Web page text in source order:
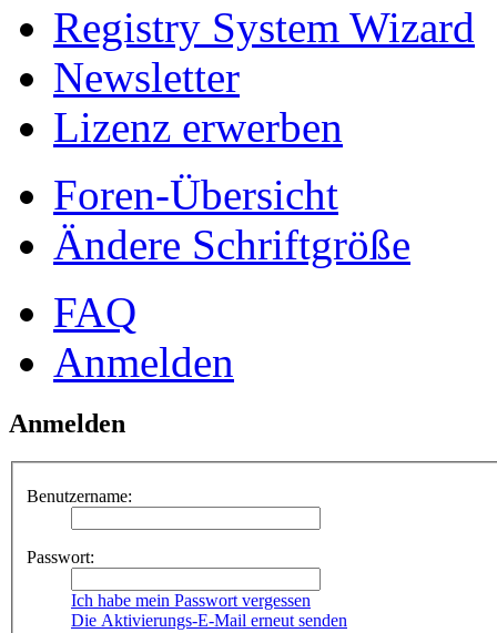
Registry System Wizard
Newsletter
Lizenz erwerben
Foren-Übersicht
Ändere Schriftgröße
FAQ
Anmelden
Anmelden
Benutzername:
Passwort:
Ich habe mein Passwort vergessen
Die Aktivierungs-E-Mail erneut senden